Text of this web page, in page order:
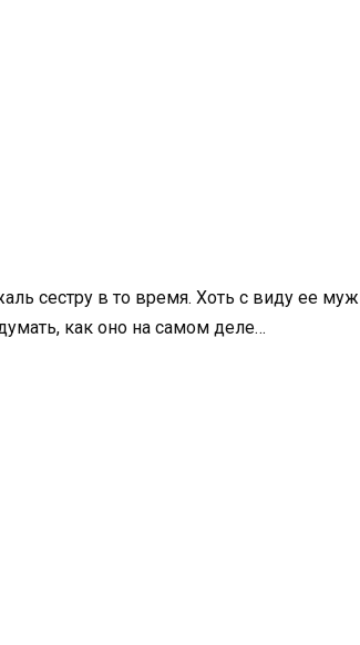
сестру в то время. Хоть с виду ее муж
как оно на самом деле…